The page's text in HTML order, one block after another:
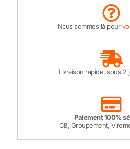
Nous sommes là pour
Livraison rapide, sous 2
Paiement 100%
CB, Groupement,